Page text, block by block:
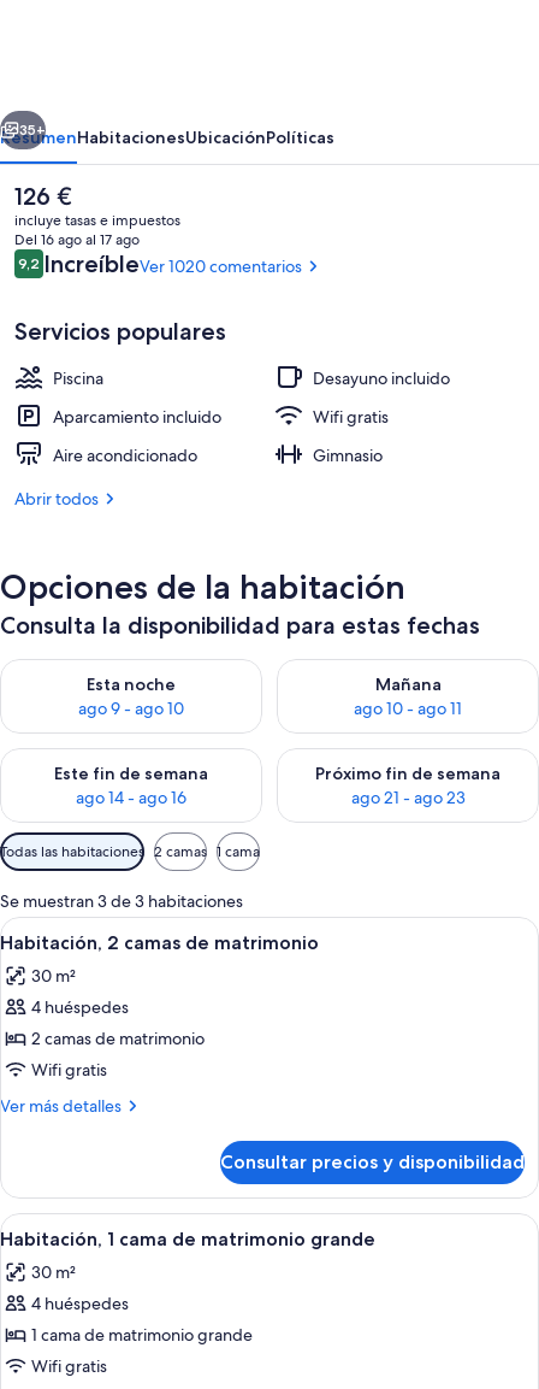
by
Marriott
Ottawa
Kanata
Vestíbulo
Siguiente
35+
ResumenHabitacionesUbicaciónPolíticas
El
precio
actual
es
de
126 €
incluye tasas e impuestos
Del 16 ago al 17 ago
Comentarios
9,29,2 de 10
IncreíbleVer 1020 comentarios
Servicios populares
Piscina
Desayuno incluido
Aparcamiento incluido
Wifi gratis
Aire acondicionado
Gimnasio
Abrir todos
Opciones de la habitación
Consulta la disponibilidad para estas fechas
Esta noche
ago 9 - ago 10
Consulta la disponibilidad para esta noche, ago 9 - ago 10
Mañana
ago 10 - ago 11
Consulta la disponibilidad
Este fin de semana
ago 14 - ago 16
Consulta la disponibilidad para este fin de semana, ago 14 -
Próximo fin de semana
ago 21 - ago 23
Consulta la disponibilidad
Filtros
disponibles
para
las
habitaciones
Todas las habitaciones 2 camas 1 cama
Se muestran 3 de 3 habitaciones
Abrir
todas
las
fotos
de
Habitación,
2
matrimonio
Habitación de hotel con dos camas,
6
Habitación, 2 camas de matrimonio
30 m²
4 huéspedes
2 camas de matrimonio
Wifi gratis
Ver más detalles
Más
2
camas
de
Consultar precios y disponibilidad
Abrir
todas
las
fotos
de
Habitación,
Habitación de hotel con una cama
7
Habitación, 1 cama de matrimonio grande
30 m²
4 huéspedes
1 cama de matrimonio grande
Wifi gratis